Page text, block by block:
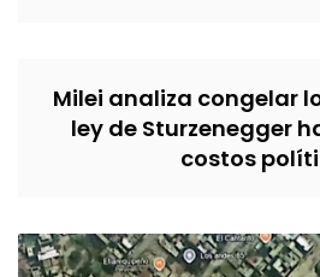
Milei analiza congelar
ley de Sturzenegger
costos